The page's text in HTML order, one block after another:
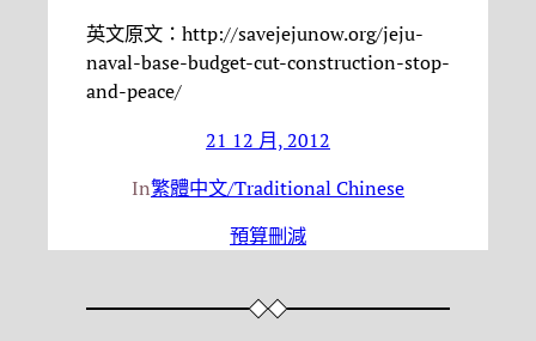
英文原文：http://savejejunow.org/jeju-
naval-base-budget-cut-construction-stop-
and-peace/
21 12 月, 2012
In繁體中文/Traditional Chinese
預算刪減